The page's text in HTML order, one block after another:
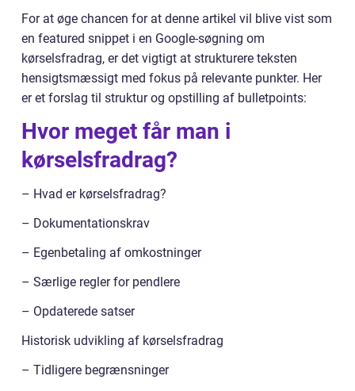
For at øge chancen for at denne artikel vil blive vist som
en featured snippet i en Google-søgning om
kørselsfradrag, er det vigtigt at strukturere teksten
hensigtsmæssigt med fokus på relevante punkter. Her
er et forslag til struktur og opstilling af bulletpoints:
Hvor meget får man i
kørselsfradrag?
– Hvad er kørselsfradrag?
– Dokumentationskrav
– Egenbetaling af omkostninger
– Særlige regler for pendlere
– Opdaterede satser
Historisk udvikling af kørselsfradrag
– Tidligere begrænsninger